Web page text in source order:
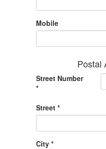
Mobile
Postal
Street Number
*
Street *
City *